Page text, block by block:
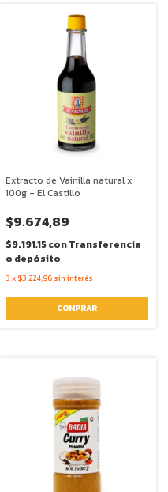
Extracto de Vainilla natural x
100g - El Castillo
$9.674,89
$9.191,15conTransferencia
o depósito
3 x $3.224,96 sin interés